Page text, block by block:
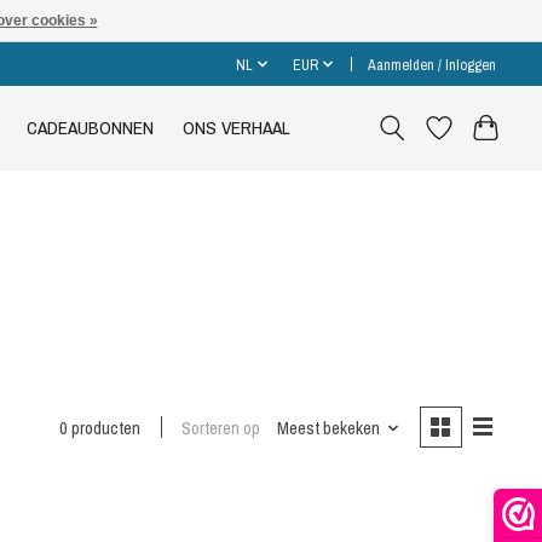
NL EUR Aanmelden / Inloggen
CADEAUBONNEN ONS VERHAAL
0 producten Sorteren op Meest bekeken
cookies »